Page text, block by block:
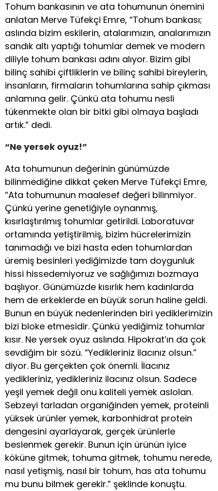
Tohum bankasının ve ata tohumunun önemini
anlatan Merve Tüfekçi Emre, “Tohum bankası;
aslında bizim eskilerin, atalarımızın, analarımızın
sandık altı yaptığı tohumlar demek ve modern
diliyle tohum bankası adını alıyor. Bizim gibi
bilinç sahibi çiftliklerin ve bilinç sahibi bireylerin,
insanların, firmaların tohumlarına sahip çıkması
anlamına gelir. Çünkü ata tohumu nesli
tükenmekte olan bir bitki gibi olmaya başladı
artık.” dedi.
“Ne yersek oyuz!”
Ata tohumunun değerinin günümüzde
bilinmediğine dikkat çeken Merve Tüfekçi Emre,
“Ata tohumunun maalesef değeri bilinmiyor.
Çünkü yerine genetiğiyle oynanmış,
kısırlaştırılmış tohumlar getirildi. Laboratuvar
ortamında yetiştirilmiş, bizim hücrelerimizin
tanımadığı ve bizi hasta eden tohumlardan
üremiş besinleri yediğimizde tam doygunluk
hissi hissedemiyoruz ve sağlığımızı bozmaya
başlıyor. Günümüzde kısırlık hem kadınlarda
hem de erkeklerde en büyük sorun haline geldi.
Bunun en büyük nedenlerinden biri yediklerimizin
bizi bloke etmesidir. Çünkü yediğimiz tohumlar
kısır. Ne yersek oyuz aslında. Hipokrat’ın da çok
sevdiğim bir sözü. “Yedikleriniz ilacınız olsun.”
diyor. Bu gerçekten çok önemli. İlacınız
yedikleriniz, yedikleriniz ilacınız olsun. Sadece
yeşil yemek değil onu kaliteli yemek aslolan.
Sebzeyi tarladan organiğinden yemek, proteinli
yüksek ürünler yemek, karbonhidrat protein
dengesini ayarlayarak, gerçek ürünlerle
beslenmek gerekir. Bunun için ürünün iyice
köküne gitmek, tohuma gitmek, tohumu nerede,
nasıl yetişmiş, nasıl bir tohum, has ata tohumu
mu bunu bilmek gerekir.” şeklinde konuştu.